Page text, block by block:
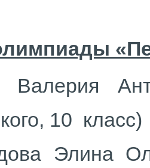
Валерия
10 класс)
Элина